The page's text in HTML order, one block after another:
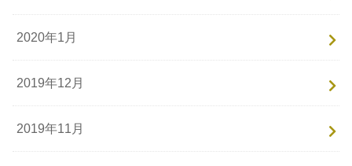
2020年1月
2019年12月
2019年11月